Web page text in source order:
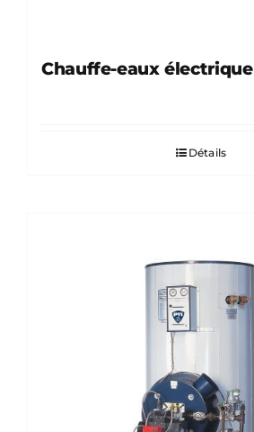
Chauffe-eaux électrique
Détails